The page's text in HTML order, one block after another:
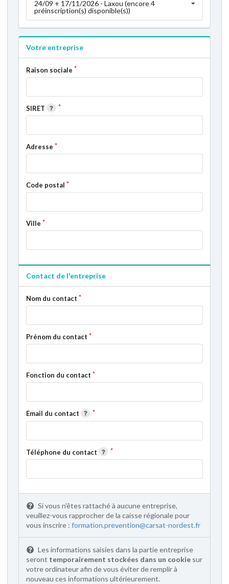
24/09 + 17/11/2026 - Laxou (encore 4
préinscription(s) disponible(s))
Votre entreprise
Raison sociale
SIRET
Adresse
Code postal
Ville
Contact de l'entreprise
Nom du contact
Prénom du contact
Fonction du contact
Email du contact
Téléphone du contact
Si vous n'êtes rattaché à aucune entreprise,
veuillez-vous rapprocher de la caisse régionale pour
vous inscrire : formation.prevention@carsat-nordest.fr
Les informations saisies dans la partie entreprise
seront temporairement stockées dans un cookie sur
votre ordinateur afin de vous éviter de remplir à
nouveau ces informations ultérieurement.